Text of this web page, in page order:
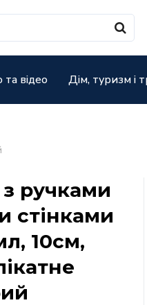
відео Дім, туризм і
ручками
стінками
10см,